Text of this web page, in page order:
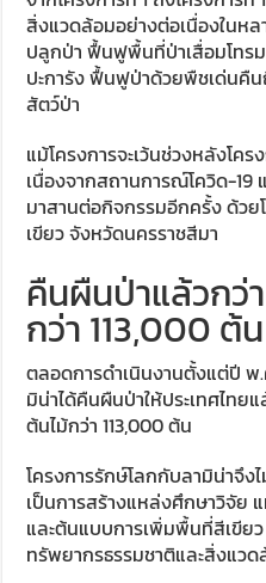
สิ่งแวดล้อมอย่างต่อเนื่องในห
ปลูกป่า ฟื้นฟูพื้นที่ป่าเสื่อมโทร
ปะการัง ฟื้นฟูป่าด้วยพืชเด่นคื
สัตว์ป่า
แม้โครงการจะเว้นช่วงหลังโคร
เนื่องจากสถานการณ์โควิด-19
มาสานต่อกิจกรรมอีกครั้ง ด้วย
เขียว จังหวัดนครราชสีมา
คืนผืนป่าแล้วกว่
กว่า 113,000 ต้น
ตลอดการดำเนินงานตั้งแต่ปี พ.
มิน่าได้คืนผืนป่าให้ประเทศไทย
ต้นไม้กว่า 113,000 ต้น
โครงการรักษ์โลกกับลามิน่าจึ
เป็นการสร้างแหล่งศึกษาวิจัย
และต้นแบบการเพิ่มพื้นที่สีเขีย
ทรัพยากรธรรมชาติและสิ่งแว